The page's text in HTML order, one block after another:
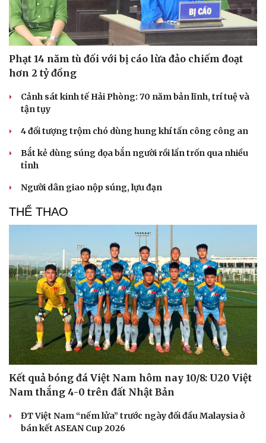
Sân khấu - Điện ảnh
Văn học
Âm nhạc
Di sản
Sao Việt
Phạt 14 năm tù đối với bị cáo lừa đảo chiếm đoạt
hơn 2 tỷ đồng
Cảnh sát kinh tế Hải Phòng: 70 năm bản lĩnh, trí tuệ và
tận tụy
4 đối tượng trộm chó dùng hung khí tấn công công an
Bắt kẻ dùng súng dọa bắn người rồi lẩn trốn qua nhiều
tỉnh
Người dân giao nộp súng, lựu đạn
THỂ THAO
Kết quả bóng đá Việt Nam hôm nay 10/8: U20 Việt
Nam thắng 4-0 trên đất Nhật Bản
ĐT Việt Nam “nếm lửa” trước ngày đối đầu Malaysia ở
bán kết ASEAN Cup 2026